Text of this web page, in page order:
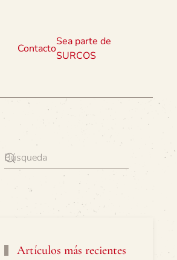
Contacto
Sea parte de
SURCOS
Artículos más recientes